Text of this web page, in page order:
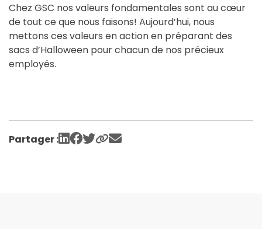
Chez GSC nos valeurs fondamentales sont au cœur
de tout ce que nous faisons! Aujourd’hui, nous
mettons ces valeurs en action en préparant des
sacs d’Halloween pour chacun de nos précieux
employés.
Partager :